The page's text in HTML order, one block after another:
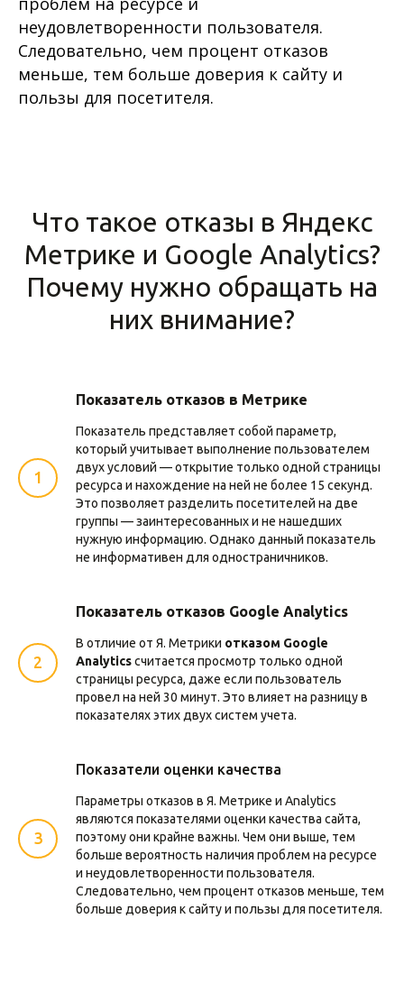
неудовлетворенности пользователя.
Следовательно, чем процент отказов
меньше, тем больше доверия к сайту и
пользы для посетителя.
Что такое отказы в Яндекс
Метрике и Google Analytics?
Почему нужно обращать на
них внимание?
Показатель отказов в Метрике
Показатель представляет собой параметр,
который учитывает выполнение пользователем
двух условий — открытие только одной страницы
ресурса и нахождение на ней не более 15 секунд.
Это позволяет разделить посетителей на две
группы — заинтересованных и не нашедших
нужную информацию. Однако данный показатель
не информативен для одностраничников.
Показатель отказов Google Analytics
В отличие от Я. Метрики отказом Google
Analyticsсчитается просмотр только одной
страницы ресурса, даже если пользователь
провел на ней 30 минут. Это влияет на разницу в
показателях этих двух систем учета.
Показатели оценки качества
Параметры отказов в Я. Метрике и Analytics
являются показателями оценки качества сайта,
поэтому они крайне важны. Чем они выше, тем
больше вероятность наличия проблем на ресурсе
и неудовлетворенности пользователя.
Следовательно, чем процент отказов меньше, тем
больше доверия к сайту и пользы для посетителя.